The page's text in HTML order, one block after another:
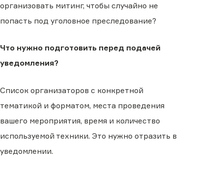
организовать митинг, чтобы случайно не
попасть под уголовное преследование?
Что нужно подготовить перед подачей
уведомления?
Список организаторов с конкретной
тематикой и форматом, места проведения
вашего мероприятия, время и количество
используемой техники. Это нужно отразить в
уведомлении.